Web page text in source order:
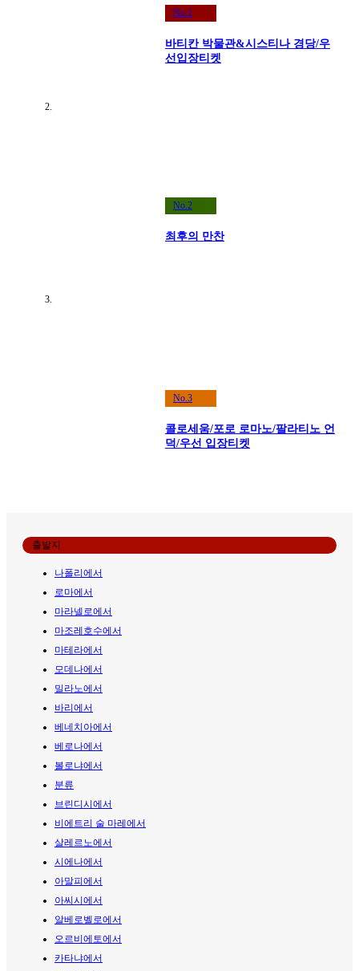
No.1
바티칸 박물관&시스티나 경당/우
선입장티켓
No.2
최후의 만찬
No.3
콜로세움/포로 로마노/팔라티노 언
덕/우선 입장티켓
출발지
나폴리에서
로마에서
마라넬로에서
마조레호수에서
마테라에서
모데나에서
밀라노에서
바리에서
베네치아에서
베로나에서
볼로냐에서
분류
브린디시에서
비에트리 술 마레에서
살레르노에서
시에나에서
아말피에서
아씨시에서
알베로벨로에서
오르비에토에서
카타냐에서